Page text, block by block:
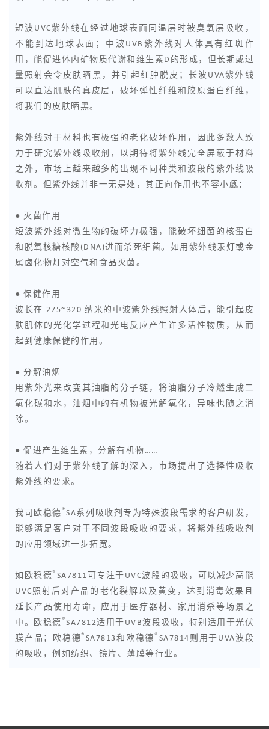
短波UVC紫外线在经过地球表面同温层时被臭氧层吸收，
不能到达地球表面；中波UVB紫外线对人体具有红斑作
用，能促进体内矿物质代谢和维生素D的形成，但长期或过
量照射会令皮肤晒黑，并引起红肿脱皮；长波UVA紫外线
可以直达肌肤的真皮层，破坏弹性纤维和胶原蛋白纤维，
将我们的皮肤晒黑。
紫外线对于材料也有极强的老化破坏作用，因此多数人致
力于研究紫外线吸收剂，以期待将紫外线完全屏蔽于材料
之外，市场上越来越多的出现不同种类和波段的紫外线吸
收剂。但紫外线并非一无是处，其正向作用也不容小觑：
● 灭菌作用
短波紫外线对微生物的破坏力极强，能破坏细菌的核蛋白
和脱氧核糖核酸(DNA)进而杀死细菌。如用紫外线汞灯或金
属卤化物灯对空气和食品灭菌。
● 保健作用
波长在 275~320 纳米的中波紫外线照射人体后，能引起皮
肤肌体的光化学过程和光电反应产生许多活性物质，从而
起到健康保健的作用。
● 分解油烟
用紫外光来改变其油脂的分子链，将油脂分子冷燃生成二
氧化碳和水，油烟中的有机物被光解氧化，异味也随之消
除。
● 促进产生维生素，分解有机物……
随着人们对于紫外线了解的深入，市场提出了选择性吸收
紫外线的要求。
我司欧稳德®SA系列吸收剂专为特殊波段需求的客户研发，
能够满足客户对于不同波段吸收的要求，将紫外线吸收剂
的应用领域进一步拓宽。
如欧稳德® SA7811可专注于UVC波段的吸收，可以减少高能
UVC照射后对产品的老化裂解以及黄变，达到消毒效果且
延长产品使用寿命，应用于医疗器材、家用消杀等场景之
中。欧稳德®SA7812适用于UVB波段吸收，特别适用于光伏
膜产品；欧稳德® SA7813和欧稳德® SA7814则用于UVA波段
的吸收，例如纺织、镜片、薄膜等行业。